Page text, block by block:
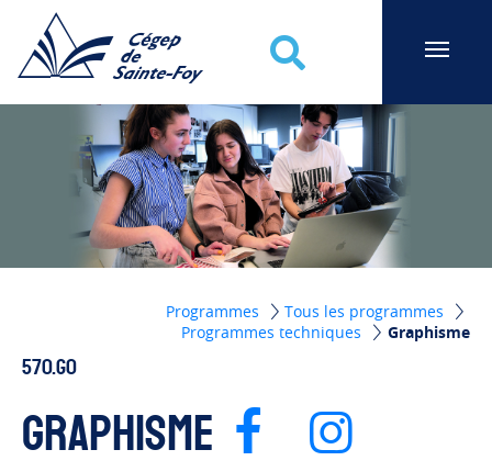
Programmes
Tous les programmes
Programmes techniques
Graphisme
570.G0
Graphisme Page